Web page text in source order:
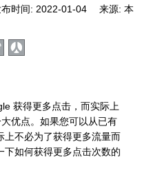
布时间: 2022-01-04 来源: 本
获得更多点击，而实际上
优点。如果您可以从已有
上不必为了获得更多流量而
下如何获得更多点击次数的